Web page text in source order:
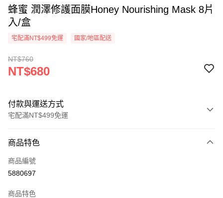
蜂蜜 潤澤修護面膜Honey Nourishing Mask 8片
入/盒
宅配滿NT$499免運 國家/地區配送
NT$760
NT$680
付款與運送方式
宅配滿NT$499免運
信用卡一次付款
超商取貨付款
商品特色
商品編號
5880697
商品特色